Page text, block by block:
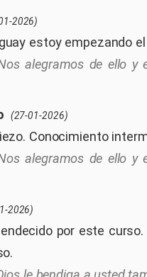
2026)
estoy empezando
alegramos de ello y
(27-01-2026)
Conocimiento
alegramos de ello y
2026)
por este